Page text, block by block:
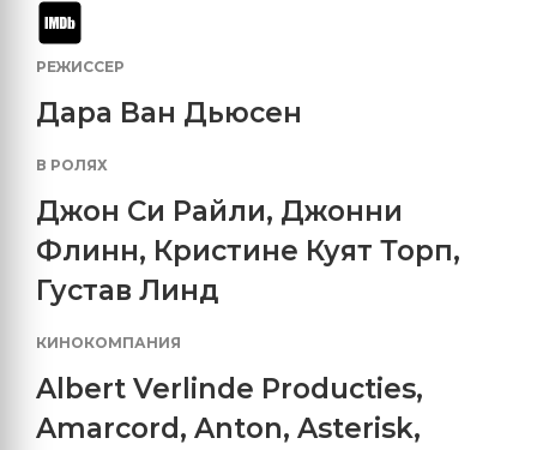
РЕЖИССЕР
Дара Ван Дьюсен
В РОЛЯХ
Джон Си Райли, Джонни
Флинн, Кристине Куят Торп,
Густав Линд
КИНОКОМПАНИЯ
Albert Verlinde Producties,
Amarcord , Anton, Asterisk,